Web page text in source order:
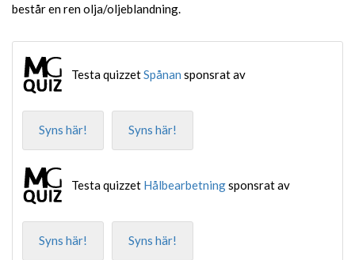
består en ren olja/oljeblandning.
Testa quizzetSpånan sponsrat av
Syns här! Syns här!
Testa quizzet Hålbearbetningsponsrat av
Syns här! Syns här!